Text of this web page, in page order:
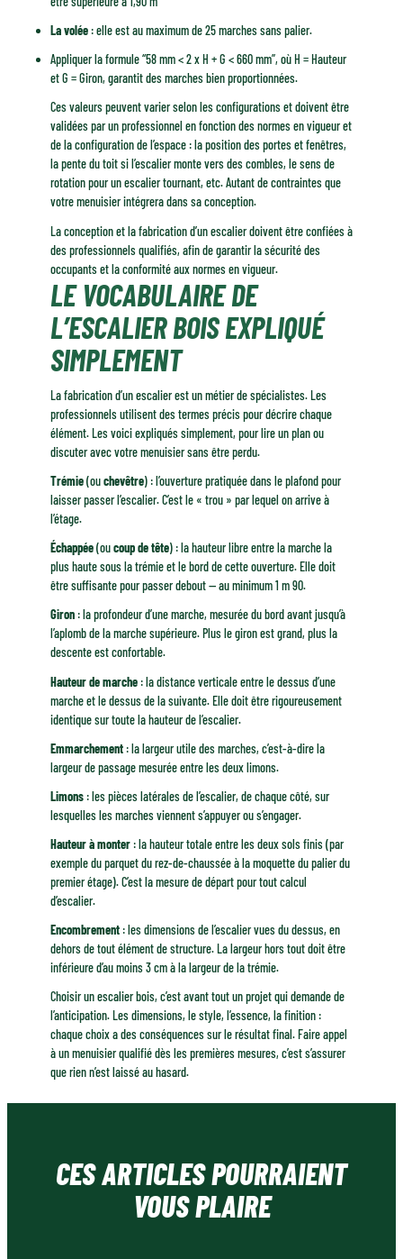
La volée : elle est au maximum de 25 marches sans palier.
Appliquer la formule “58 mm < 2 x H + G < 660 mm”, où H = Hauteur
et G = Giron, garantit des marches bien proportionnées.
Ces valeurs peuvent varier selon les configurations et doivent être
validées par un professionnel en fonction des normes en vigueur et
de la configuration de l’espace : la position des portes et fenêtres,
la pente du toit si l’escalier monte vers des combles, le sens de
rotation pour un escalier tournant, etc. Autant de contraintes que
votre menuisier intégrera dans sa conception.
La conception et la fabrication d’un escalier doivent être confiées à
des professionnels qualifiés, afin de garantir la sécurité des
occupants et la conformité aux normes en vigueur.
LE VOCABULAIRE DE
L’ESCALIER BOIS EXPLIQUÉ
SIMPLEMENT
La fabrication d’un escalier est un métier de spécialistes. Les
professionnels utilisent des termes précis pour décrire chaque
élément. Les voici expliqués simplement, pour lire un plan ou
discuter avec votre menuisier sans être perdu.
Trémie(ouchevêtre) : l’ouverture pratiquée dans le plafond pour
laisser passer l’escalier. C’est le « trou » par lequel on arrive à
l’étage.
Échappée(oucoup de tête) : la hauteur libre entre la marche la
plus haute sous la trémie et le bord de cette ouverture. Elle doit
être suffisante pour passer debout — au minimum 1 m 90.
Giron : la profondeur d’une marche, mesurée du bord avant jusqu’à
l’aplomb de la marche supérieure. Plus le giron est grand, plus la
descente est confortable.
Hauteur de marche : la distance verticale entre le dessus d’une
marche et le dessus de la suivante. Elle doit être rigoureusement
identique sur toute la hauteur de l’escalier.
Emmarchement : la largeur utile des marches, c’est-à-dire la
largeur de passage mesurée entre les deux limons.
Limons : les pièces latérales de l’escalier, de chaque côté, sur
lesquelles les marches viennent s’appuyer ou s’engager.
Hauteur à monter : la hauteur totale entre les deux sols finis (par
exemple du parquet du rez-de-chaussée à la moquette du palier du
premier étage). C’est la mesure de départ pour tout calcul
d’escalier.
Encombrement : les dimensions de l’escalier vues du dessus, en
dehors de tout élément de structure. La largeur hors tout doit être
inférieure d’au moins 3 cm à la largeur de la trémie.
Choisir un escalier bois, c’est avant tout un projet qui demande de
l’anticipation. Les dimensions, le style, l’essence, la finition :
chaque choix a des conséquences sur le résultat final. Faire appel
à un menuisier qualifié dès les premières mesures, c’est s’assurer
que rien n’est laissé au hasard.
CES ARTICLES POURRAIENT
VOUS PLAIRE